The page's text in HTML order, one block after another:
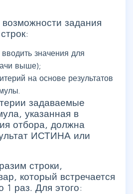
задания
значения для
выше);
на основе результатов
задаваемые
указанная в
отбора, должна
ИСТИНА или
строки,
который встречается
1 раз. Для этого: